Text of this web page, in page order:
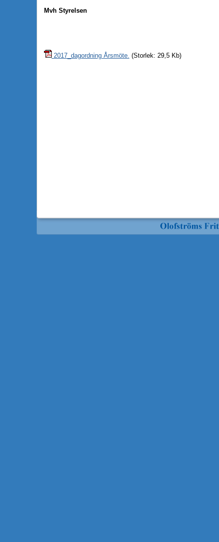
Mvh Styrelsen
2017_dagordning Årsmöte. (Storlek: 29,5 Kb)